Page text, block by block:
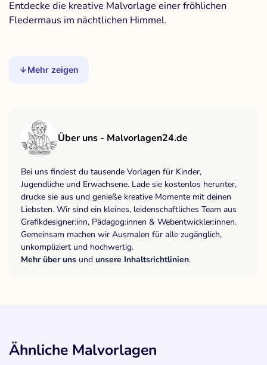
Entdecke die kreative Malvorlage einer fröhlichen
Fledermaus im nächtlichen Himmel.
Mehr zeigen
Über uns - Malvorlagen24.de
Bei uns findest du tausende Vorlagen für Kinder,
Jugendliche und Erwachsene. Lade sie kostenlos herunter,
drucke sie aus und genieße kreative Momente mit deinen
Liebsten. Wir sind ein kleines, leidenschaftliches Team aus
Grafikdesigner:inn, Pädagog:innen & Webentwickler:innen.
Gemeinsam machen wir Ausmalen für alle zugänglich,
unkompliziert und hochwertig.
Mehr über uns und unsere Inhaltsrichtlinien.
Ähnliche Malvorlagen